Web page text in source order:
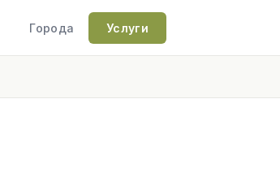
Города Услуги